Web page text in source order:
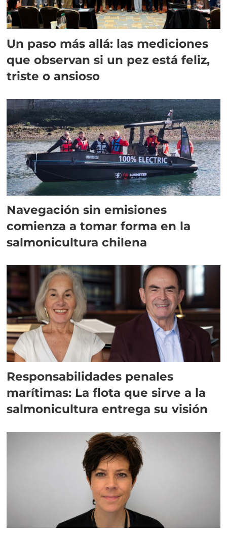
Un paso más allá: las mediciones
que observan si un pez está feliz,
triste o ansioso
Navegación sin emisiones
comienza a tomar forma en la
salmonicultura chilena
Responsabilidades penales
marítimas: La flota que sirve a la
salmonicultura entrega su visión